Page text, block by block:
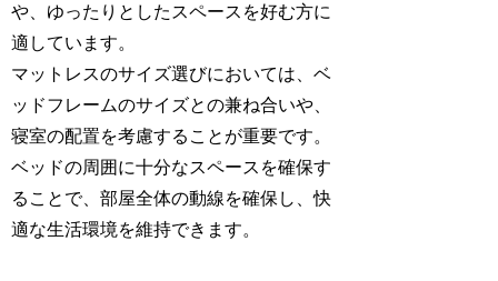
や、ゆったりとしたスペースを好む方に
適しています。
マットレスのサイズ選びにおいては、ベ
ッドフレームのサイズとの兼ね合いや、
寝室の配置を考慮することが重要です。
ベッドの周囲に十分なスペースを確保す
ることで、部屋全体の動線を確保し、快
適な生活環境を維持できます。